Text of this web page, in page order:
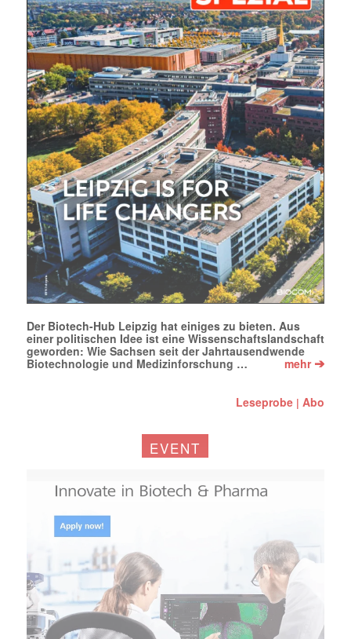
Der Biotech-Hub Leipzig hat einiges zu bieten. Aus
einer politischen Idee ist eine Wissenschaftslandschaft
geworden: Wie Sachsen seit der Jahrtausendwende
Biotechnologie und Medizinforschung …
mehr➔
Leseprobe |Abo
EVENT